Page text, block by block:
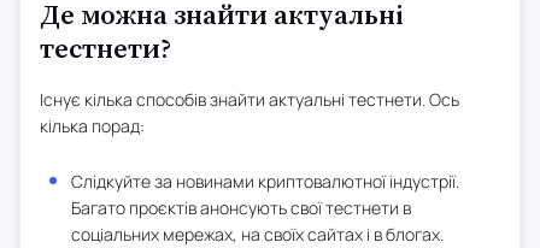
Де можна знайти актуальні
тестнети?
Існує кілька способів знайти актуальні тестнети. Ось
кілька порад:
Слідкуйте за новинами криптовалютної індустрії.
Багато проєктів анонсують свої тестнети в
соціальних мережах, на своїх сайтах і в блогах.